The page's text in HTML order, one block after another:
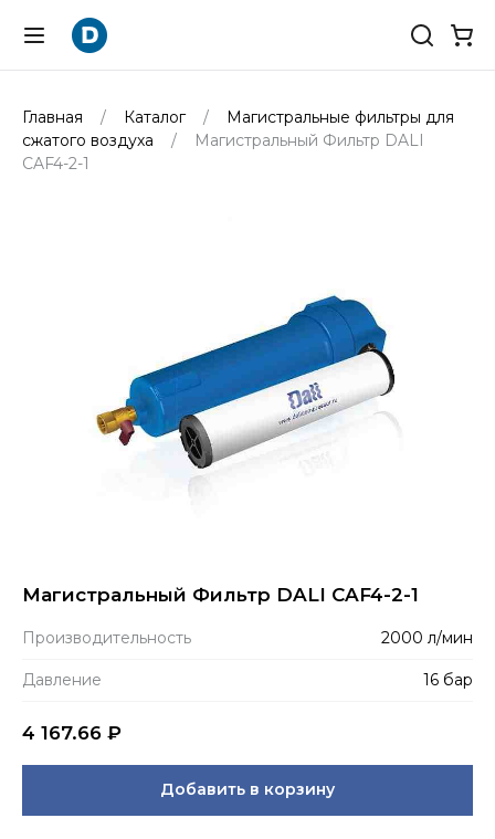
Главная Каталог
Магистральные фильтры для
сжатого воздуха
Магистральный Фильтр DALI
CAF4-2-1
Магистральный Фильтр DALI CAF4-2-1
Производитель­ность 2000 л/мин
Давление 16 бар
4 167.66 ₽
Добавить в корзину